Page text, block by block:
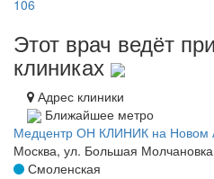
106
Этот врач ведёт
клиниках
Адрес клиники
Ближайшее метро
Медцентр ОН КЛИНИК на Новом
Москва, ул. Большая Молчановка
Смоленская